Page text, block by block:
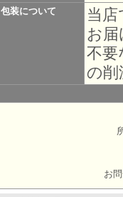
包装について
当
お
不要
の
お